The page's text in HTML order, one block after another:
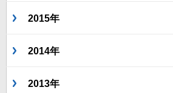
2015年
2014年
2013年